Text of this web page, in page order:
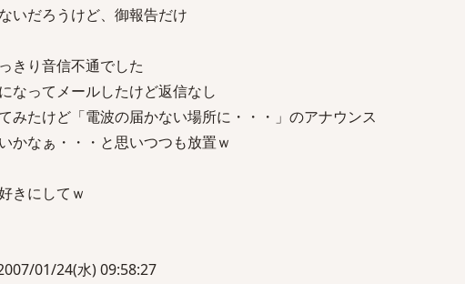
いだろうけど、御報告だけ
きり音信不通でした
なってメールしたけど返信なし
みたけど「電波の届かない場所に・・・」のアナウンス
かなぁ・・・と思いつつも放置ｗ
きにしてｗ
01/24(水) 09:58:27